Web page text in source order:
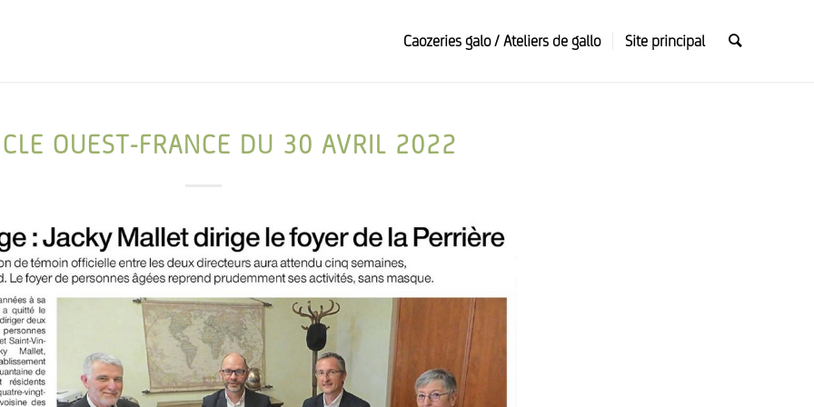
Caozeries galo / Ateliers de gallo Site principal
OUEST-FRANCE DU 30 AVRIL 2022